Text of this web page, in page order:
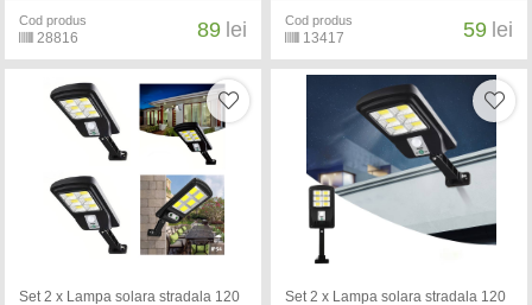
Cod produs
28816 89 lei Cod produs
13417 59 lei
Set 2 x Lampa solara stradala 120
Set 2 x Lampa solara stradala 120